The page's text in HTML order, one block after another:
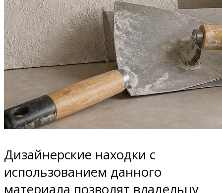
Дизайнерские находки с
использованием данного
материала позволят владельцу